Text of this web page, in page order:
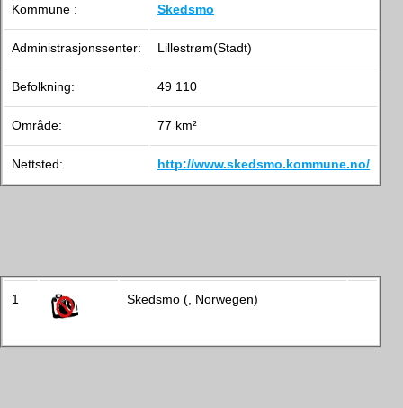
Kommune : Skedsmo
Administrasjonssenter: Lillestrøm(Stadt)
Befolkning: 49 110
Område: 77 km²
Nettsted: http://www.skedsmo.kommune.no/
1 Skedsmo (, Norwegen)